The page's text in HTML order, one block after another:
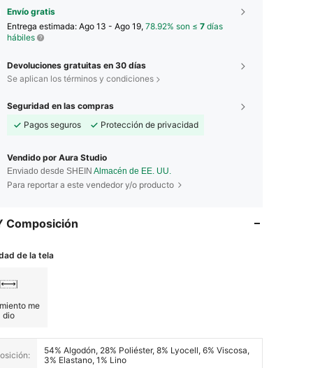
Envío gratis
Entrega estimada: Ago 13 - Ago 19, 78.92% son ≤ 7 días
hábiles
Devoluciones gratuitas en 30 días
Se aplican los términos y condiciones
Seguridad en las compras
Pagos seguros
Protección de privacidad
Vendido por Aura Studio
Enviado desde SHEIN Almacén de EE. UU.
Para reportar a este vendedor y/o producto
Composición
de la tela
me
dio
54% Algodón, 28% Poliéster, 8% Lyocell, 6% Viscosa,
3% Elastano, 1% Lino